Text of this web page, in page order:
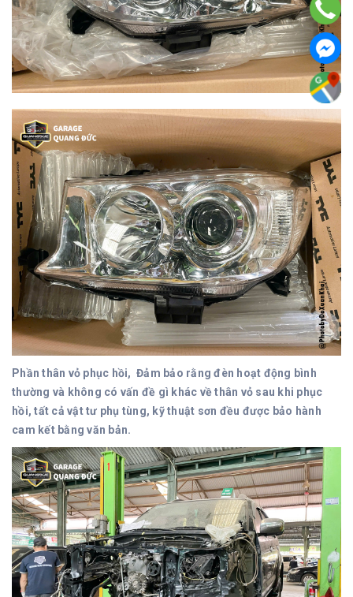
Phần thân vỏ phục hồi, Đảm bảo rằng đèn hoạt động bình
thường và không có vấn đề gì khác về thân vỏ sau khi phục
hồi, tất cả vật tư phụ tùng, kỹ thuật sơn đều được bảo hành
cam kết bằng văn bản.